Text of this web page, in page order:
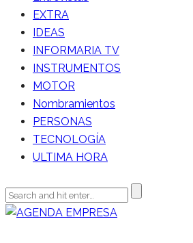
EXTRA
IDEAS
INFORMARIA TV
INSTRUMENTOS
MOTOR
Nombramientos
PERSONAS
TECNOLOGÍA
ULTIMA HORA